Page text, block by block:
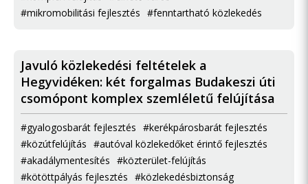
#mikromobilitási fejlesztés #fenntartható közlekedés
Javuló közlekedési feltételek a
Hegyvidéken: két forgalmas Budakeszi úti
csomópont komplex szemléletű felújítása
#gyalogosbarát fejlesztés #kerékpárosbarát fejlesztés
#közútfelújítás #autóval közlekedőket érintő fejlesztés
#akadálymentesítés #közterület-felújítás
#kötöttpályás fejlesztés #közlekedésbiztonság